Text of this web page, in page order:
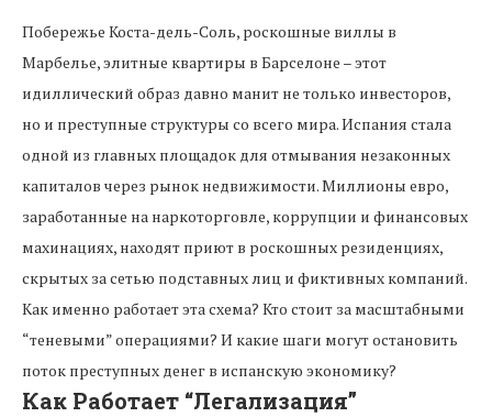
Побережье Коста-дель-Соль, роскошные виллы в
Марбелье, элитные квартиры в Барселоне – этот
идиллический образ давно манит не только инвесторов,
но и преступные структуры со всего мира. Испания стала
одной из главных площадок для отмывания незаконных
капиталов через рынок недвижимости. Миллионы евро,
заработанные на наркоторговле, коррупции и финансовых
махинациях, находят приют в роскошных резиденциях,
скрытых за сетью подставных лиц и фиктивных компаний.
Как именно работает эта схема? Кто стоит за масштабными
“теневыми” операциями? И какие шаги могут остановить
поток преступных денег в испанскую экономику?
Как Работает “Легализация”